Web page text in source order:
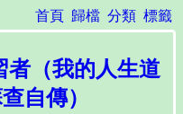
首頁 歸檔 分類 標籤
者（我的人生道
自傳）